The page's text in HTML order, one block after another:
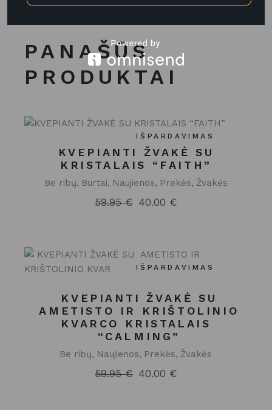
PANAŠŪS
PRODUKTAI
IŠPARDAVIMAS
KVEPIANTI ŽVAKĖ SU
KRISTALAIS “FAITH”
Be ribų Burtai Naujienos Prekės Žvakės
59.95€ Original
40.00 €
Current
IŠPARDAVIMAS
KVEPIANTI ŽVAKĖ SU
AMETISTO IR KRIŠTOLINIO
KVARCO KRISTALAIS
“CALMING”
Be ribų Naujienos Prekės Žvakės
59.95€ Original
40.00 €
Current